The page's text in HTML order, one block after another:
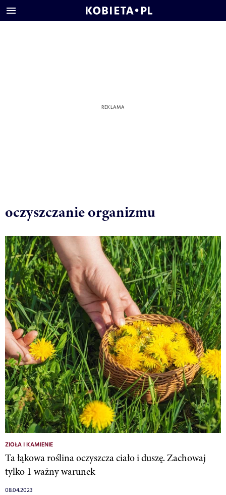
oczyszczanie organizmu
ZIOŁA I KAMIENIE
Ta łąkowa roślina oczyszcza ciało i duszę. Zachowaj
tylko 1 ważny warunek
08.04.2023